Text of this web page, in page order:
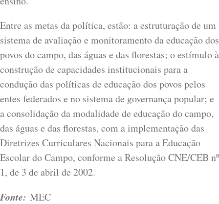
Entre as metas da política, estão: a estruturação de um
sistema de avaliação e monitoramento da educação dos
povos do campo, das águas e das florestas; o estímulo à
construção de capacidades institucionais para a
condução das políticas de educação dos povos pelos
entes federados e no sistema de governança popular; e
a consolidação da modalidade de educação do campo,
das águas e das florestas, com a implementação das
Diretrizes Curriculares Nacionais para a Educação
Escolar do Campo, conforme a Resolução CNE/CEB nº
1, de 3 de abril de 2002.
Fonte: MEC